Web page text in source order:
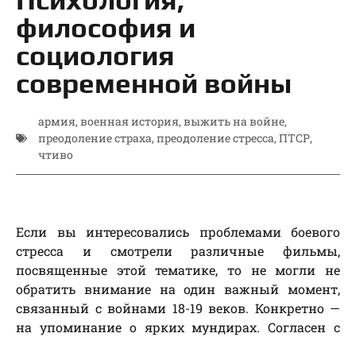
философия и
социология
современной войны
армия, военная история, выжить на войне,
преодоление страха, преодоление стресса, ПТСР,
чтиво
Если вы интересовались проблемами боевого
стресса и смотрели различные фильмы,
посвященные этой тематике, то не могли не
обратить внимание на один важный момент,
связанный с войнами 18-19 веков. Конкретно —
на упоминание о ярких мундирах. Согласен с